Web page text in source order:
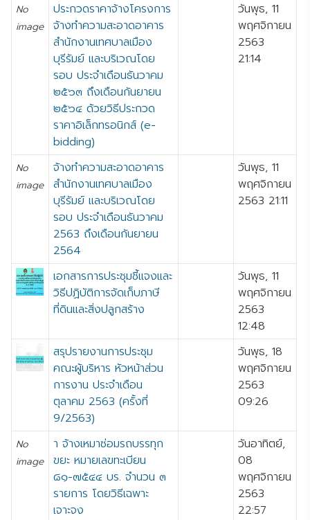
No
image
ประกวดราคาจ้างโครงการ
จ้างทำความสะอาดอาคาร
สำนักงานเทศบาลเมือง
บุรีรัมย์ และบริเวณโดย
รอบ ประจำเดือนธันวาคม
๒๕๖๓ ถึงเดือนกันยายน
๒๕๖๔ ด้วยวิธีประกวด
ราคาอิเล็กทรอนิกส์ (e-
bidding)
วันพุธ, 11
พฤศจิกายน
2563
21:14
No
image
จ้างทำความสะอาดอาคาร
สำนักงานเทศบาลเมือง
บุรีรัมย์ และบริเวณโดย
รอบ ประจำเดือนธันวาคม
2563 ถึงเดือนกันยายน
2564
วันพุธ, 11
พฤศจิกายน
2563 21:11
เอกสารการประชุมชี้แจงและ
วิธีปฏิบัติการจัดเก็บภาษี
ที่ดินและสิ่งปลูกสร้าง
วันพุธ, 11
พฤศจิกายน
2563
12:48
สรุปรายงานการประชุม
คณะผู้บริหาร หัวหน้าส่วน
การงาน ประจำเดือน
ตุลาคม 2563 (ครั้งที่
9/2563)
วันพุธ, 18
พฤศจิกายน
2563
09:26
No
image
า จ้างเหมาซ่อมรถบรรทุก
ขยะ หมายเลขทะเบียน
๘๑-๗๕๔๔ บร. จำนวน ๓
รายการ โดยวิธีเฉพาะ
เจาะจง
วันอาทิตย์,
08
พฤศจิกายน
2563
22:57